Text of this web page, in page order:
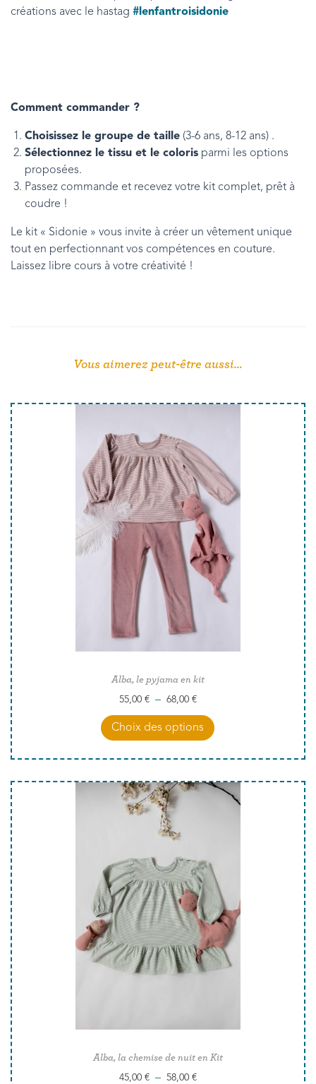
créations avec le hastag #lenfantroisidonie
Comment commander ?
Choisissez le groupe de taille (3-6 ans, 8-12 ans) .
Sélectionnez le tissu et le coloris parmi les options
proposées.
Passez commande et recevez votre kit complet, prêt à
coudre !
Le kit « Sidonie » vous invite à créer un vêtement unique
tout en perfectionnant vos compétences en couture.
Laissez libre cours à votre créativité !
Vous aimerez peut-être aussi…
Alba, le pyjama en kit
55,00 € – 68,00 €
Choix des options
Alba, la chemise de nuit en Kit
45,00 € – 58,00 €